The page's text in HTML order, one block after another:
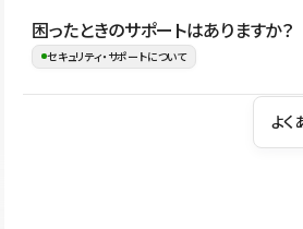
ながらレイアウトに影響を与えずに更新作
す。
Studioでは、公開サイトやサービスを安全
の暗号化、データ保護、アクセス管理、
はSSL/TLSによる通信暗号化に対応して
困ったときのサポートはありますか？
セキュリティ・サポートについて
操作方法や機能については、ヘルプセン
よく